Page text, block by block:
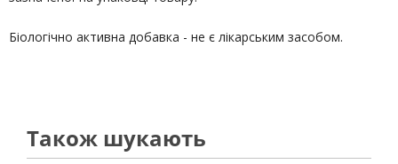
Біологічно активна добавка - не є лікарським засобом.
Також шукають